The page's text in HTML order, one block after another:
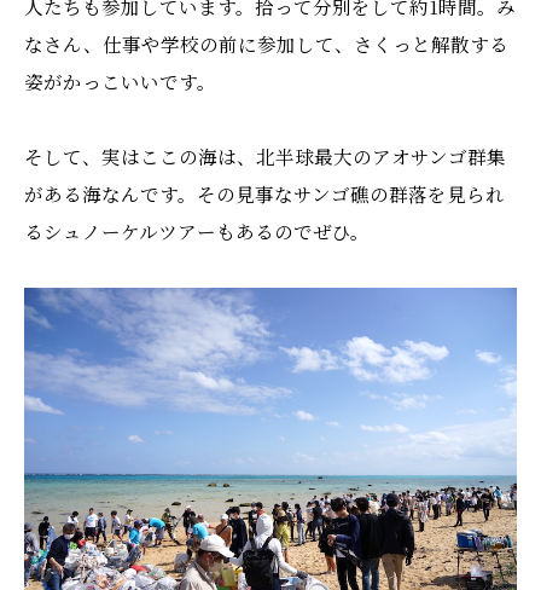
人たちも参加しています。拾って分別をして約1時間。み
なさん、仕事や学校の前に参加して、さくっと解散する
姿がかっこいいです。
そして、実はここの海は、北半球最大のアオサンゴ群集
がある海なんです。その見事なサンゴ礁の群落を見られ
るシュノーケルツアーもあるのでぜひ。